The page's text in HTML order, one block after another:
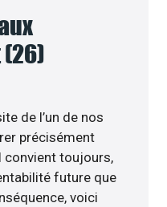
de l’un de nos
précisément
convient toujours,
future que
voici